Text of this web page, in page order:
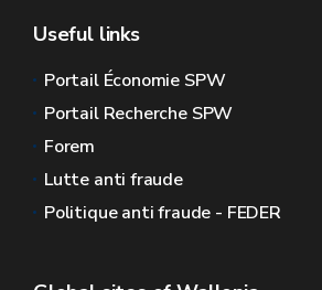
Useful links
Portail Économie SPW
Portail Recherche SPW
Forem
Lutte anti fraude
Politique anti fraude - FEDER